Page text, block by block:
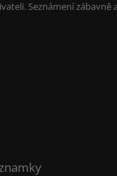
Seznámení zábavně